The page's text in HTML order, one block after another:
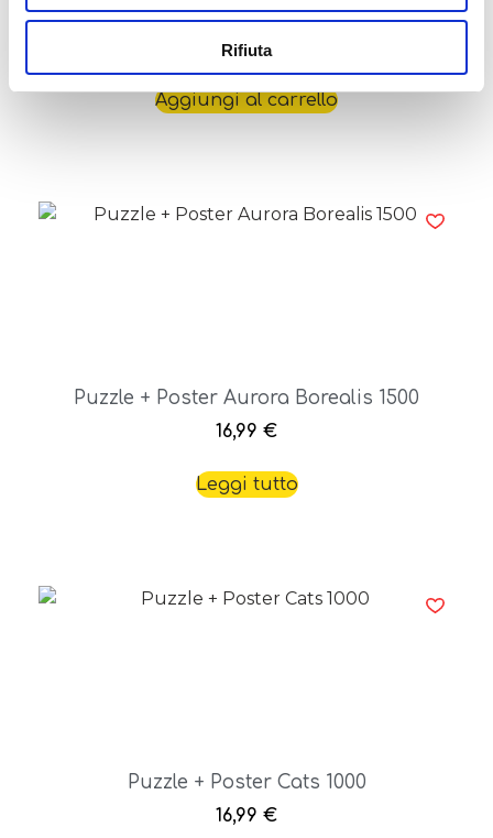
Rifiuta
Puzzle + Poster Amalfi Coast 500
6,99€
Aggiungi al carrello
Puzzle + Poster Aurora Borealis 1500
16,99 €
Leggi tutto
Puzzle + Poster Cats 1000
16,99 €